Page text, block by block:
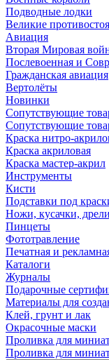
Подводные лодки
Великие
Авиация
Вторая Мировая
Послевоенная и
Гражданская авиация
Вертолёты
Новинки
Сопутствующие
Сопутствующие
Краска нитро-
Краска акриловая
Краска мастер-акрил
Инструменты
Кисти
Подставки под
Ножи, кусачки, дрели
Пинцеты
Фототравление
Печатная и
Каталоги
Журналы
Подарочные
Материалы для
Клей, грунт и лак
Окрасочные маски
Проливка для
Проливка для